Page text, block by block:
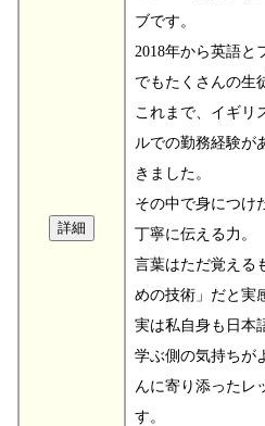
ブです。
2018年から英語と
でもたくさんの生
これまで、イギリ
ルでの勤務経験が
きました。
その中で身につけ
丁寧に伝える力。
言葉はただ覚える
めの技術」だと実
実は私自身も日本
学ぶ側の気持ちが
んに寄り添ったレ
す。